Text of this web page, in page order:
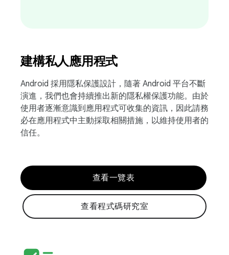
建構私人應用程式
Android 採用隱私保護設計，隨著 Android 平台不斷
演進，我們也會持續推出新的隱私權保護功能。由於
使用者逐漸意識到應用程式可收集的資訊，因此請務
必在應用程式中主動採取相關措施，以維持使用者的
信任。
查看一覽表
查看程式碼研究室